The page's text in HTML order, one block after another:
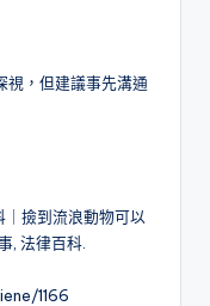
視，但建議事先溝通
撿到流浪動物可以
, 法律百科.
1166